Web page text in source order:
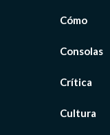
Cómo
Consolas
Crítica
Cultura